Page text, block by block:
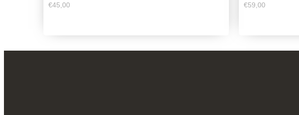
€45,00 €59,00